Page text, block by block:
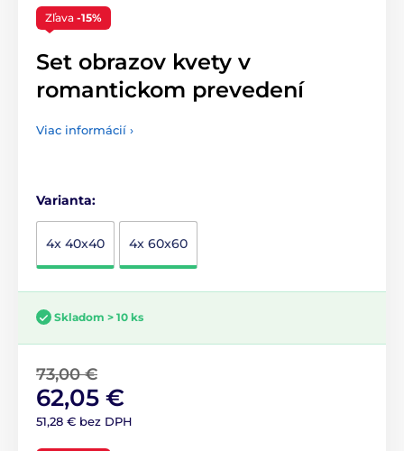
Zľava -15%
Set obrazov kvety v
romantickom prevedení
Viac informácií ›
Varianta:
4x 40x40 4x 60x60
Skladom > 10 ks
73,00 €
62,05 €
51,28 € bez DPH